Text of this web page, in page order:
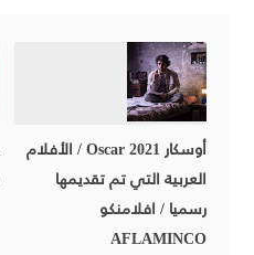
أوسكار 2021 Oscar / الأفلام
العربية التي تم تقديمها
رسميا / افلامنكو
AFLAMINCO